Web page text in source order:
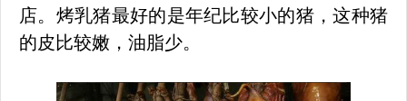
店。烤乳猪最好的是年纪比较小的猪，这种猪
的皮比较嫩，油脂少。